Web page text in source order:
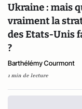
Ukraine : mais
vraiment la
des Etats-Unis
?
Barthélémy Courmont
1 min de lecture